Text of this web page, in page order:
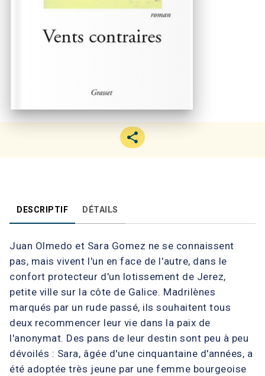
DESCRIPTIF DÉTAILS
Juan Olmedo et Sara Gomez ne se connaissent
pas, mais vivent l'un en face de l'autre, dans le
confort protecteur d'un lotissement de Jerez,
petite ville sur la côte de Galice. Madrilènes
marqués par un rude passé, ils souhaitent tous
deux recommencer leur vie dans la paix de
l'anonymat. Des pans de leur destin sont peu à peu
dévoilés : Sara, âgée d'une cinquantaine d'années, a
été adoptée très jeune par une femme bourgeoise